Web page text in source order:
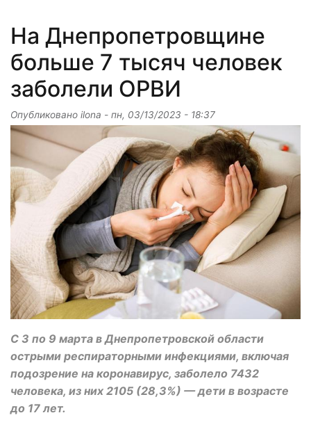
На Днепропетровщине
больше 7 тысяч человек
заболели ОРВИ
Опубликовано ilona - пн, 03/13/2023 - 18:37
С 3 по 9 марта в Днепропетровской области
острыми респираторными инфекциями, включая
подозрение на коронавирус, заболело 7432
человека, из них 2105 (28,3%) — дети в возрасте
до 17 лет.